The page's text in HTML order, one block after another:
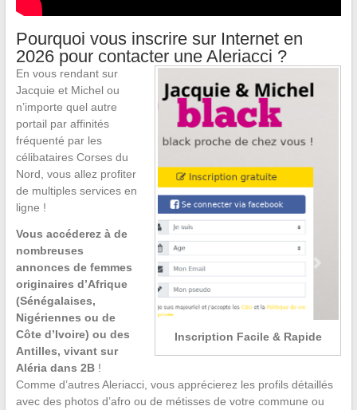
Pourquoi vous inscrire sur Internet en
2026 pour contacter une Aleriacci ?
Inscription Facile & Rapide
En vous rendant sur
Jacquie et Michel ou
n’importe quel autre
portail par affinités
fréquenté par les
célibataires Corses du
Nord, vous allez profiter
de multiples services en
ligne !
Vous accéderez à de
nombreuses
annonces de femmes
originaires d’Afrique
(Sénégalaises,
Nigériennes ou de
Côte d’Ivoire) ou des
Antilles, vivant sur
Aléria dans 2B!
Comme d’autres Aleriacci, vous apprécierez les profils détaillés
avec des photos d’afro ou de métisses de votre commune ou